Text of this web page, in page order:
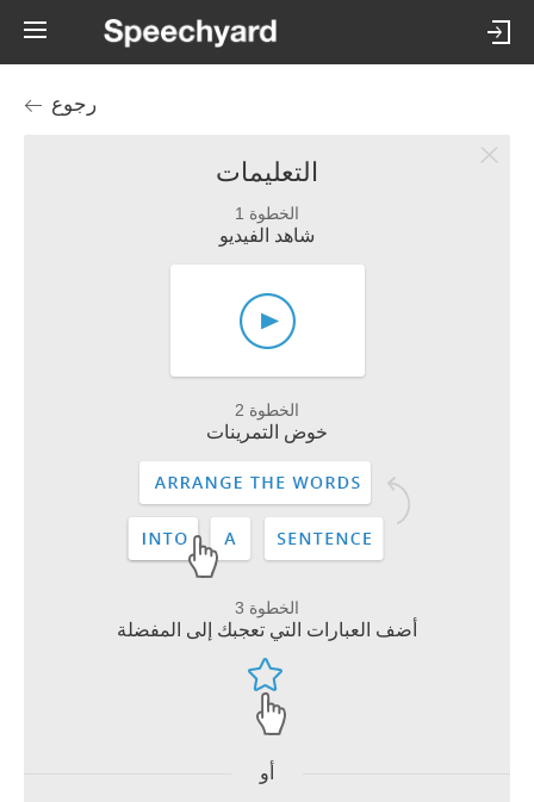
رجوع
التعليمات
الخطوة 1
شاهد الفيديو
الخطوة 2
خوض التمرينات
الخطوة 3
أضف العبارات التي تعجبك إلى المفضلة
أو